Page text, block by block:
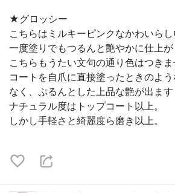
★グロッシー
こちらはミルキーピンクなかわいらし
一度塗りでもつるんと艶やかに仕上が
こちらもうたい文句の通り色はつき
コートを自爪に直接塗ったときのよ
なく、ぷるんとした上品な艶が出ます
ナチュラル度はトップコート以上。
しかし手軽さと綺麗度ら磨き以上。